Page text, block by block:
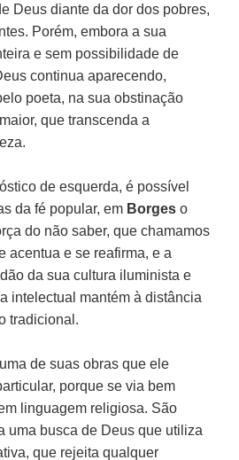
Deus diante da dor dos pobres,
Porém, embora a sua
e sem possibilidade de
continua aparecendo,
poeta, na sua obstinação
que transcenda a
de esquerda, é possível
da fé popular, em Borges o
do não saber, que chamamos
acentua e se reafirma, e a
da sua cultura iluminista e
intelectual mantém à distância
tradicional.
de suas obras que ele
porque se via bem
linguagem religiosa. São
uma busca de Deus que utiliza
que rejeita qualquer